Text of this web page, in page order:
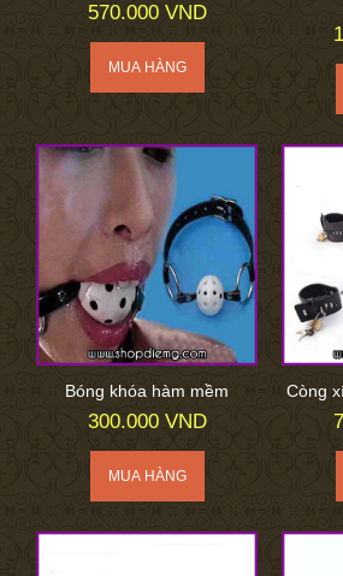
570.000 VND
Bóng khóa hàm mềm
300.000 VND
Còng